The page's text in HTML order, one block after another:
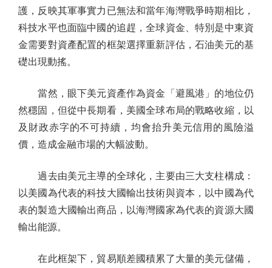
護，反映其軍事實力已無法和當年海灣戰爭時期相比，
科技水平也面臨中國的追趕，全球資金、特別是中東資
金需要對資產配置的框架選擇重新評估，石油美元的基
礎出現動搖。
當然，眼下美元資產作為資金「避風港」的地位仍
然穩固，但從中長期看，美國全球布局的戰略收縮，以
及財政赤字的不可持續，均會抬升美元信用的風險溢
價，造成金融市場的大幅波動。
過去由美元主導的全球化，主要由三大支柱構成：
以美國為代表的科技大國輸出技術與資本，以中國為代
表的製造大國輸出商品，以海灣國家為代表的資源大國
輸出能源。
在此框架下，貿易順差國積累了大量的美元儲備，